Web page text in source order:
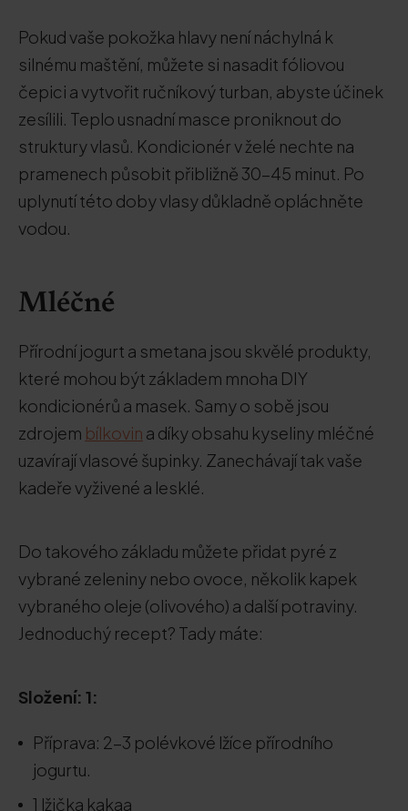
Pokud vaše pokožka hlavy není náchylná k
silnému maštění, můžete si nasadit fóliovou
čepici a vytvořit ručníkový turban, abyste účinek
zesílili. Teplo usnadní masce proniknout do
struktury vlasů. Kondicionér v želé nechte na
pramenech působit přibližně 30-45 minut. Po
uplynutí této doby vlasy důkladně opláchněte
vodou.
Mléčné
Přírodní jogurt a smetana jsou skvělé produkty,
které mohou být základem mnoha DIY
kondicionérů a masek. Samy o sobě jsou
zdrojem bílkovin a díky obsahu kyseliny mléčné
uzavírají vlasové šupinky. Zanechávají tak vaše
kadeře vyživené a lesklé.
Do takového základu můžete přidat pyré z
vybrané zeleniny nebo ovoce, několik kapek
vybraného oleje (olivového) a další potraviny.
Jednoduchý recept? Tady máte:
Složení: 1:
Příprava: 2-3 polévkové lžíce přírodního
jogurtu.
1 lžička kakaa